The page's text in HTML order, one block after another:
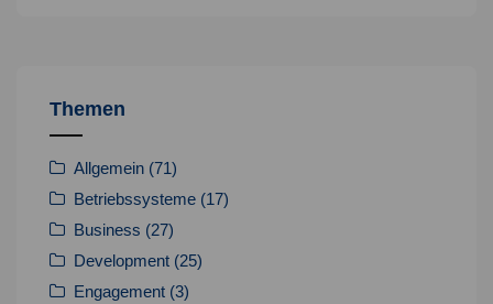
Themen
Allgemein (71)
Betriebssysteme (17)
Business (27)
Development (25)
Engagement (3)